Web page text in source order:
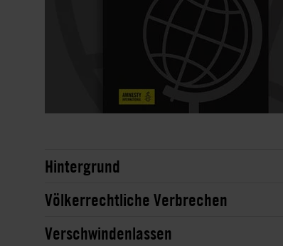
Hintergrund
Völkerrechtliche Verbrechen
Verschwindenlassen